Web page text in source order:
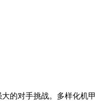
的对手挑战。多样化机甲